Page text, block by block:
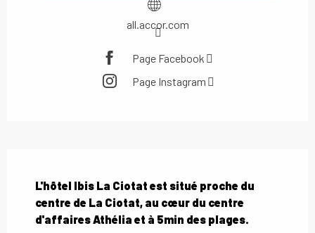
all.accor.com
Page Facebook
Page Instagram
L'hôtel Ibis La Ciotat est situé proche du
centre de La Ciotat, au cœur du centre
d'affaires Athélia et à 5min des plages.